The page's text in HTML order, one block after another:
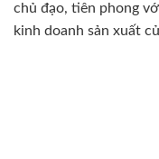
chủ đạo, tiên phong
kinh doanh sản xuất